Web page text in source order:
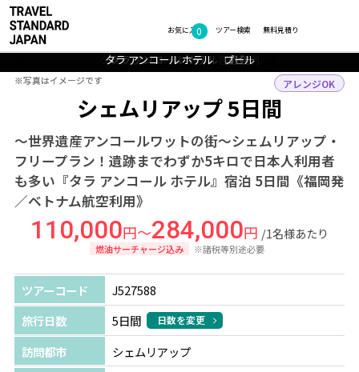
お気に入り
0 無料見積り
ツアー検索
カンボジア シェムリアップ ツアー詳細
シェムリアップ 5日間
～世界遺産アンコールワットの街～シェムリアップ・
フリープラン！遺跡までわずか5キロで日本人利用者
も多い『タラ アンコール ホテル』宿泊 5日間《福岡発
／ベトナム航空利用》
アレンジOK
110,000円～284,000円 /1名様あたり
燃油サーチャージ込み ※諸税等別途必要
タラ アンコール ホテル レストラン
タラ アンコール ホテル 客室一例
タラ アンコール ホテル 外観
タラ アンコール ホテル ロビー
タラ アンコール ホテル プール
フォトギャラリー
※写真はイメージです
※写真はイメージです
ツアーコード
J527588
旅行日数
5日間 日数を変更
訪問都市
シェムリアップ